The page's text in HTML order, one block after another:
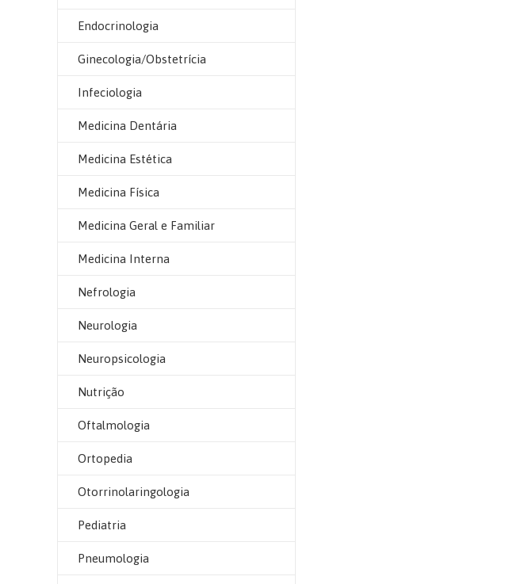
Endocrinologia
Ginecologia/Obstetrícia
Infeciologia
Medicina Dentária
Medicina Estética
Medicina Física
Medicina Geral e Familiar
Medicina Interna
Nefrologia
Neurologia
Neuropsicologia
Nutrição
Oftalmologia
Ortopedia
Otorrinolaringologia
Pediatria
Pneumologia